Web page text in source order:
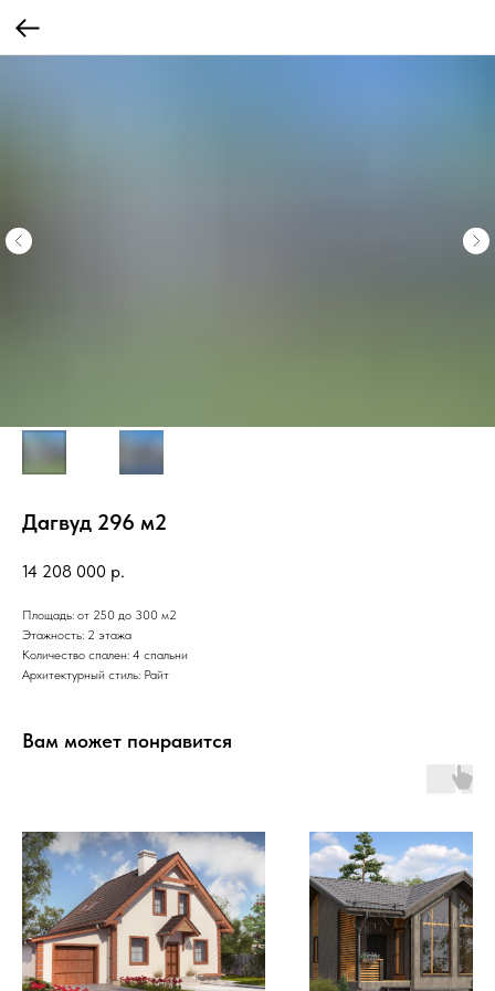
Дагвуд 296 м2
14 208 000 р.
Площадь: от 250 до 300 м2
Этажность: 2 этажа
Количество спален: 4 спальни
Архитектурный стиль: Райт
Вам может понравится